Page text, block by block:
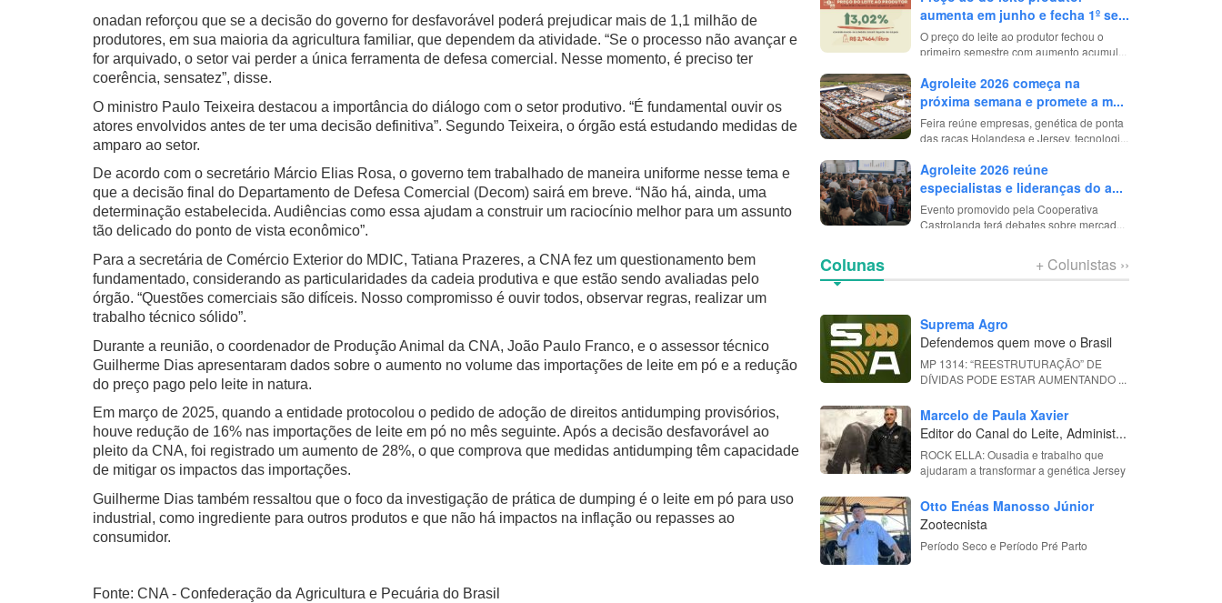
onadan reforçou que se a decisão do governo for desfavorável poderá prejudicar mais de 1,1 milhão de
produtores, em sua maioria da agricultura familiar, que dependem da atividade. “Se o processo não avançar e
for arquivado, o setor vai perder a única ferramenta de defesa comercial. Nesse momento, é preciso ter
coerência, sensatez”, disse.
O ministro Paulo Teixeira destacou a importância do diálogo com o setor produtivo. “É fundamental ouvir os
atores envolvidos antes de ter uma decisão definitiva”. Segundo Teixeira, o órgão está estudando medidas de
amparo ao setor.
De acordo com o secretário Márcio Elias Rosa, o governo tem trabalhado de maneira uniforme nesse tema e
que a decisão final do Departamento de Defesa Comercial (Decom) sairá em breve. “Não há, ainda, uma
determinação estabelecida. Audiências como essa ajudam a construir um raciocínio melhor para um assunto
tão delicado do ponto de vista econômico”.
Para a secretária de Comércio Exterior do MDIC, Tatiana Prazeres, a CNA fez um questionamento bem
fundamentado, considerando as particularidades da cadeia produtiva e que estão sendo avaliadas pelo
órgão. “Questões comerciais são difíceis. Nosso compromisso é ouvir todos, observar regras, realizar um
trabalho técnico sólido”.
Durante a reunião, o coordenador de Produção Animal da CNA, João Paulo Franco, e o assessor técnico
Guilherme Dias apresentaram dados sobre o aumento no volume das importações de leite em pó e a redução
do preço pago pelo leite in natura.
Em março de 2025, quando a entidade protocolou o pedido de adoção de direitos antidumping provisórios,
houve redução de 16% nas importações de leite em pó no mês seguinte. Após a decisão desfavorável ao
pleito da CNA, foi registrado um aumento de 28%, o que comprova que medidas antidumping têm capacidade
de mitigar os impactos das importações.
Guilherme Dias também ressaltou que o foco da investigação de prática de dumping é o leite em pó para uso
industrial, como ingrediente para outros produtos e que não há impactos na inflação ou repasses ao
consumidor.
Fonte: CNA - Confederação da Agricultura e Pecuária do Brasil
aumenta em junho e fecha 1º se...
O preço do leite ao produtor fechou o
primeiro semestre com aumento acumul...
Agroleite 2026 começa na
próxima semana e promete a m...
Feira reúne empresas, genética de ponta
das raças Holandesa e Jersey, tecnologi...
Agroleite 2026 reúne
especialistas e lideranças do a...
Evento promovido pela Cooperativa
Castrolanda terá debates sobre mercad...
Colunas + Colunistas ››
Suprema Agro
Defendemos quem move o Brasil
MP 1314: “REESTRUTURAÇÃO” DE
DÍVIDAS PODE ESTAR AUMENTANDO ...
Marcelo de Paula Xavier
Editor do Canal do Leite, Administ...
ROCK ELLA: Ousadia e trabalho que
ajudaram a transformar a genética Jersey
Otto Enéas Manosso Júnior
Zootecnista
Período Seco e Período Pré Parto